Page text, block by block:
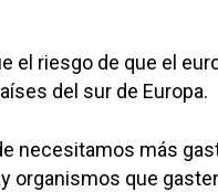
el riesgo de que el
del sur de Europa.
necesitamos más
organismos que